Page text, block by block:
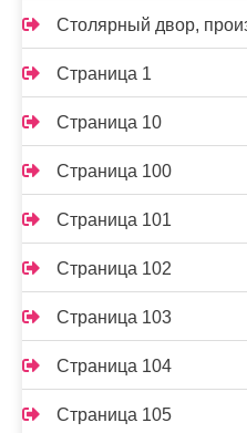
Столярный двор,
Страница 1
Страница 10
Страница 100
Страница 101
Страница 102
Страница 103
Страница 104
Страница 105